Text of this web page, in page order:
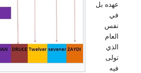
عهده بل
في
نفس
العام
الذي
تولى
فيه